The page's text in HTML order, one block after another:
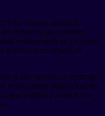
Tello Gilardi, saludó la
dictamen que permitirá
remunerativa en favor del
institución encargada de
el año pasado, sin embargo,
restricciones establecidas en
que impidió concretar este